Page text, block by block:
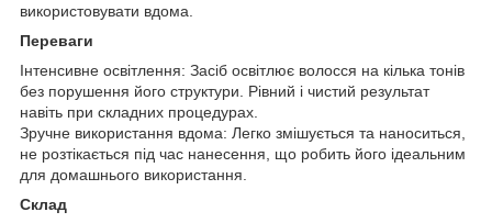
використовувати вдома.
Переваги
Інтенсивне освітлення: Засіб освітлює волосся на кілька тонів
без порушення його структури. Рівний і чистий результат
навіть при складних процедурах.
Зручне використання вдома: Легко змішується та наноситься,
не розтікається під час нанесення, що робить його ідеальним
для домашнього використання.
Склад